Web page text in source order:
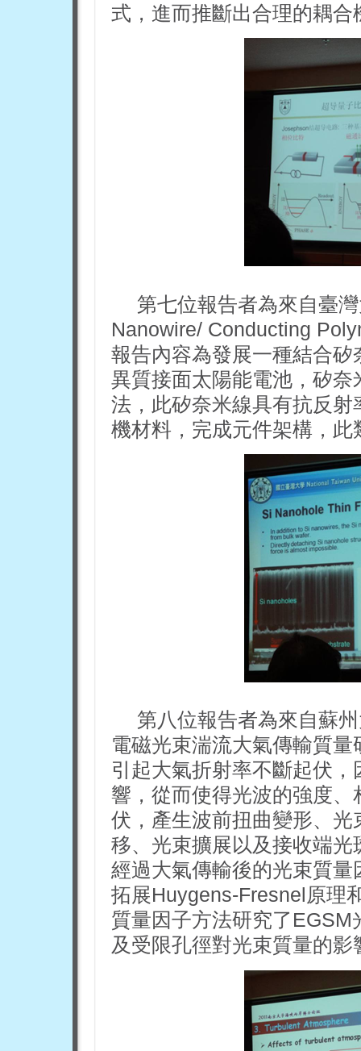
式，進而推斷出合理的耦
第七位報告者為來自臺
Nanowire/ Conducting
報告內容為發展一種結合
異質接面太陽能電池，矽
法，此矽奈米線具有抗反
機材料，完成元件架構，
第八位報告者為來自蘇
電磁光束湍流大氣傳輸質
引起大氣折射率不斷起伏
響，從而使得光波的強度
伏，產生波前扭曲變形、
移、光束擴展以及接收端
經過大氣傳輸後的光束質
拓展Huygens-Fresnel原理
質量因子方法研究了
及受限孔徑對光束質量的